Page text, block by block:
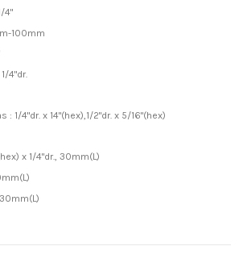
4"
100mm
4"dr.
1/4"dr. x 14"(hex),1/2"dr. x 5/16"(hex)
x 1/4"dr., 30mm(L)